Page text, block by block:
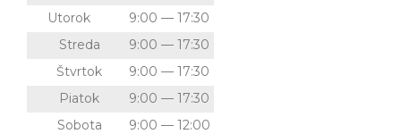
Utorok
9:00 — 17:30
Streda
9:00 — 17:30
Štvrtok
9:00 — 17:30
Piatok
9:00 — 17:30
Sobota
9:00 — 12:00